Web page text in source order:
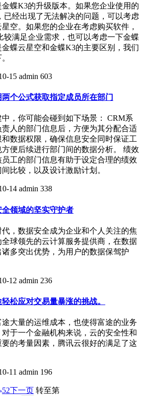
金蝶K3的升级版本。如果您企业使用的
已经出现了无法解决的问题，可以考虑
空。如果您的企业在考虑购买软件，
较满足企业需求，也可以考虑一下金蝶
蝶云星空和金蝶K3的主要区别，我们
15 admin 603
个公式获取指定成员所在部门
，你可能会碰到如下场景： CRM系
人的部门信息后，方便为其分配合适
数据权限，确保信息安全同时保证工
便后续进行部门间的数据分析。 绩效
工的部门信息有助于设定合理的绩效
比较，以及设计激励计划。
14 admin 338
领域的坚实守护者
，数据安全成为企业和个人关注的焦
全球领先的云计算服务提供商，在数据
多突出优势，为用户的数据保驾护
12 admin 236
松应对交易量暴涨的挑战。
大量的运维成本，也使得富途的业务
于一个金融机构来说，云的安全性和
的考量因素，腾讯云很好的满足了这
11 admin 196
52下一页 转至第